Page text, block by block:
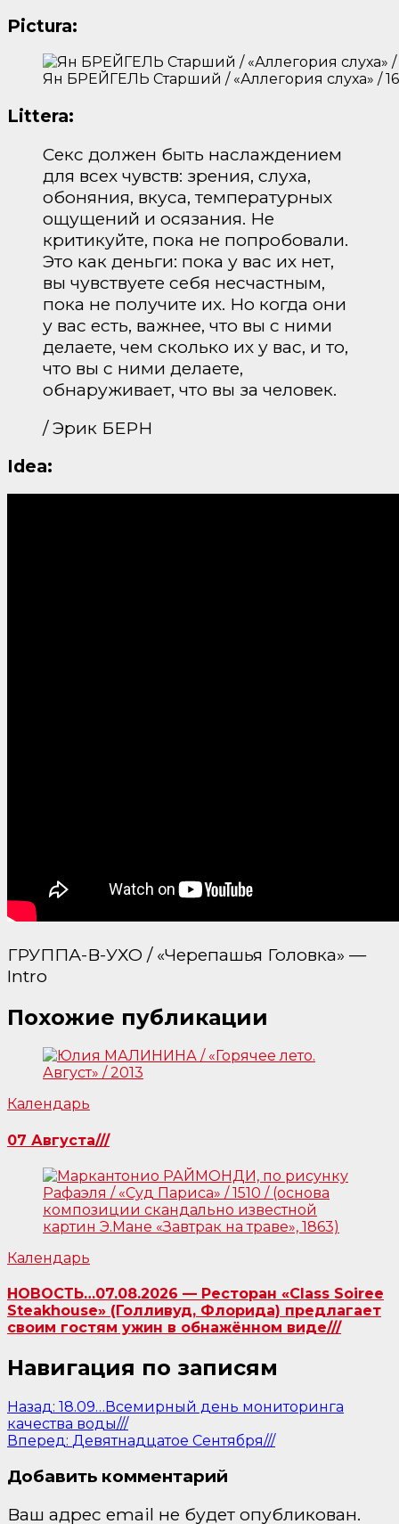
Pictura:
Ян БРЕЙГЕЛЬ Старший / «Аллегория слуха» /
Littera:
Секс должен быть наслаждением
для всех чувств: зрения, слуха,
обоняния, вкуса, температурных
ощущений и осязания. Не
критикуйте, пока не попробовали.
Это как деньги: пока у вас их нет,
вы чувствуете себя несчастным,
пока не получите их. Но когда они
у вас есть, важнее, что вы с ними
делаете, чем сколько их у вас, и то,
что вы с ними делаете,
обнаруживает, что вы за человек.
/ Эрик БЕРН
Idea:
ГРУППА-В-УХО / «Черепашья Головка» —
Intro
Похожие публикации
Календарь
07 Августа///
Календарь
НОВОСТЬ…07.08.2026 — Ресторан «Class Soiree
Steakhouse» (Голливуд, Флорида) предлагает
своим гостям ужин в обнажённом виде///
Навигация по записям
Назад: 18.09…Всемирный день мониторинга
качества воды///
Вперед: Девятнадцатое Сентября///
Добавить комментарий
Ваш адрес email не будет опубликован.